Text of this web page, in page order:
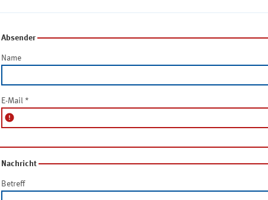
Absender
Name
E-Mail *
error
Nachricht
Betreff